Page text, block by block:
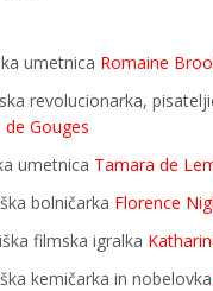
umetnica Romaine
revolucionarka,
de Gouges
umetnica Tamara de
bolničarka Florence
filmska igralka
kemičarka in nobelovka